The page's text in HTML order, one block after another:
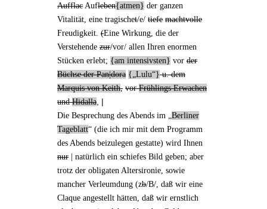
AufflacAufleben atmen
der ganzen
Vitalität, eine tragischet/e/tiefe machtvolle
Freudigkeit.(Eine Wirkung, die der
Verstehendezur/vor/ allen Ihren enormen
Stücken erlebt;
am intensivsten vorder
Büchse der Pan|dora
„Lulu“ u. dem
Marquis von Keith, vorFrühlings Erwachen
undHidalla, |
DieBesprechung des Abends im „Berliner
Tageblatt“ (die ich mir mit dem Programm
des Abends beizulegen gestatte) wird Ihnen
nur| natürlich ein schiefes Bild geben; aber
trotz der obligaten Altersironie, sowie
mancher Verleumdung (zb/B/, daß wireine
Claque angestellt hätten, daß wir ernstlich